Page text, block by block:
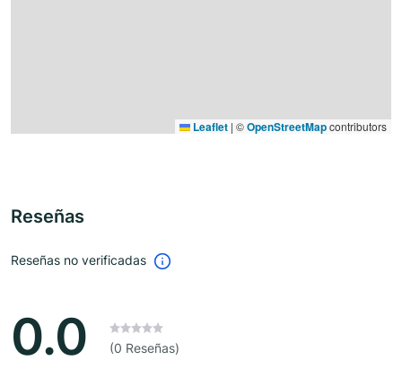
Leaflet | ©OpenStreetMapcontributors
Reseñas
Reseñas no verificadas
0.0 (0 Reseñas)